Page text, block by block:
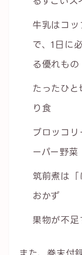
牛乳はコ
で、1日に
る優れもの
たったひと
り食
ブロッコ
ーパー野菜
筑前煮は「
おかず
果物が不足
また、巻末付